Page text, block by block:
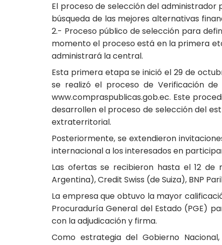
El proceso de selección del
búsqueda de las mejores alternativas
2.- Proceso público de selección para
momento el proceso está en la primera
administrará la central.
Esta primera etapa se inició el 29 de
se realizó el proceso de Verificación de
www.compraspublicas.gob.ec. Este
desarrollen el proceso de selección del
extraterritorial.
Posteriormente, se extendieron
internacional a los interesados en
Las ofertas se recibieron hasta el 12 de
Argentina), Credit Swiss (de Suiza), BNP
La empresa que obtuvo la mayor
Procuraduría General del Estado (PGE)
con la adjudicación y firma.
Como estrategia del Gobierno